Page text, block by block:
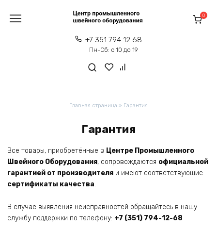
содержанию
+7 351 794 12 68
Пн-Сб: с 10 до 19
0
Главная страница » Гарантия
Гарантия
Все товары, приобретённые в Центре Промышленного
Швейного Оборудования, сопровождаются официальной
гарантией от производителя и имеют соответствующие
сертификаты качества.
В случае выявления неисправностей обращайтесь в нашу
службу поддержки по телефону: +7 (351) 794-12-68